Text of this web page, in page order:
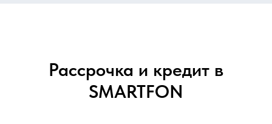
Рассрочка и кредит в
SMARTFON